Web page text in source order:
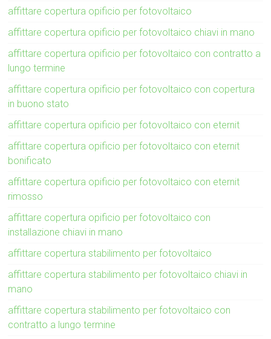
affittare copertura opificio per fotovoltaico
affittare copertura opificio per fotovoltaico chiavi in mano
affittare copertura opificio per fotovoltaico con contratto a
lungo termine
affittare copertura opificio per fotovoltaico con copertura
in buono stato
affittare copertura opificio per fotovoltaico con eternit
affittare copertura opificio per fotovoltaico con eternit
bonificato
affittare copertura opificio per fotovoltaico con eternit
rimosso
affittare copertura opificio per fotovoltaico con
installazione chiavi in mano
affittare copertura stabilimento per fotovoltaico
affittare copertura stabilimento per fotovoltaico chiavi in
mano
affittare copertura stabilimento per fotovoltaico con
contratto a lungo termine